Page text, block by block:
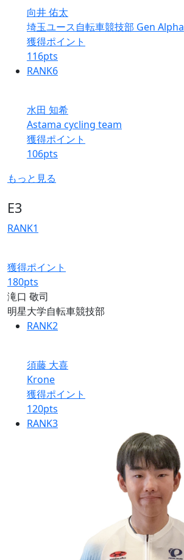
向井 佑太
埼玉ユース自転車競技部 Gen Alpha
獲得ポイント
116pts
RANK6
水田 知希
Astama cycling team
獲得ポイント
106pts
もっと見る
E3
RANK1
獲得ポイント
180pts
滝口 敬司
明星大学自転車競技部
RANK2
須藤 大喜
Krone
獲得ポイント
120pts
RANK3